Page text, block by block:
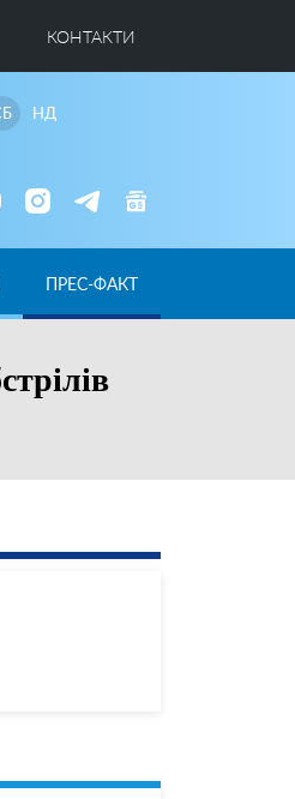
КОНТАКТИ
НД
ПРЕС-ФАКТ